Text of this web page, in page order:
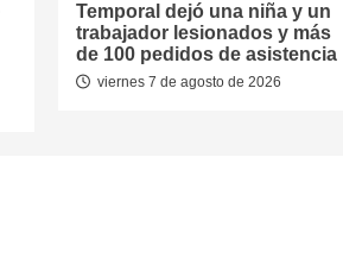
Temporal dejó una niña y un
trabajador lesionados y más
de 100 pedidos de asistencia
viernes 7 de agosto de 2026